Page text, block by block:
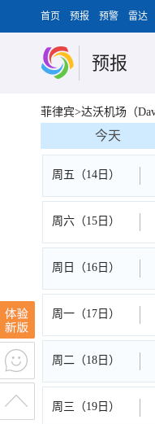
首页 预报 预警 雷达
预报
菲律宾>达沃机场（
今天
周五（14日）
周六（15日）
周日（16日）
周一（17日）
周二（18日）
周三（19日）